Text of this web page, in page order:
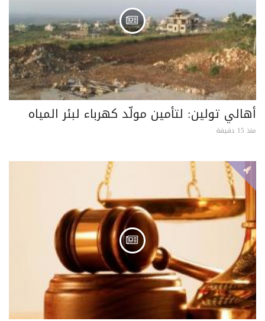
أهالي تولين: لتأمين مولّد كهرباء لبئر المياه
منذ 15 دقيقة